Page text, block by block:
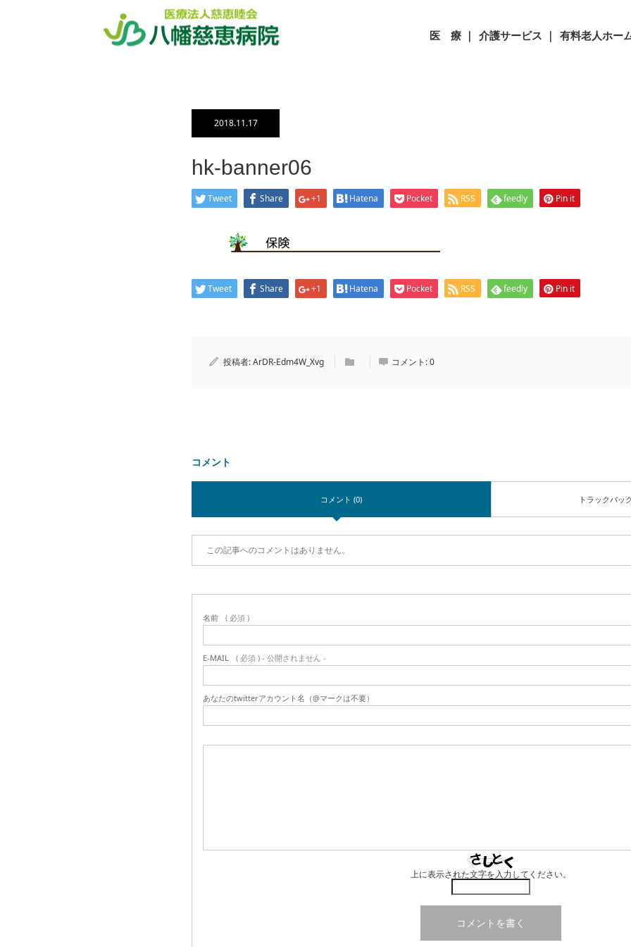
医 療 ｜ 介護サービス ｜ 有料老人ホー
ホーム
ブログ一覧
hk-banner06
2018.11.17
hk-banner06
Tweet Share +1 Hatena Pocket RSS feedly Pin it
Tweet Share +1 Hatena Pocket RSS feedly Pin it
投稿者:ArDR-Edm4W_Xvg コメント:0
コメント
コメント (0) トラックバッ
この記事へのコメントはありません。
名前 ( 必須 )
E-MAIL ( 必須 ) - 公開されません -
あなたのtwitterアカウント名（@マークは不要）
上に表示された文字を入力してください。